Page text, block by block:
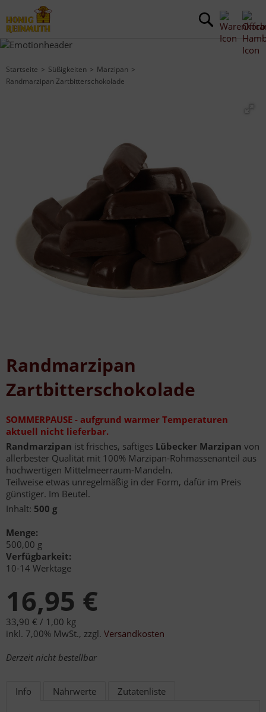
Startseite Süßigkeiten
Marzipan
Randmarzipan Zartbitterschokolade
Randmarzipan
Zartbitterschokolade
SOMMERPAUSE - aufgrund warmer Temperaturen
aktuell nicht lieferbar.
Randmarzipan ist frisches, saftiges Lübecker Marzipan von
allerbester Qualität mit 100% Marzipan-Rohmassenanteil aus
hochwertigen Mittelmeerraum-Mandeln.
Teilweise etwas unregelmäßig in der Form, dafür im Preis
günstiger. Im Beutel.
Inhalt: 500 g
Menge:
500,00 g
Verfügbarkeit:
10-14 Werktage
16,95 €
33,90 € / 1,00 kg
inkl. 7,00% MwSt., zzgl. Versandkosten
Derzeit nicht bestellbar
Info Nährwerte Zutatenliste